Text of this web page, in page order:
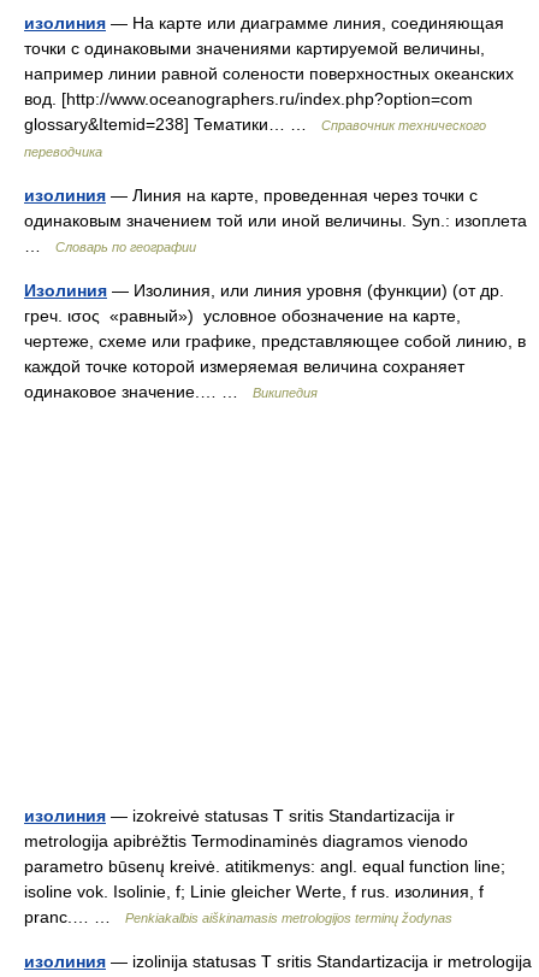
изолиния — На карте или диаграмме линия, соединяющая
точки с одинаковыми значениями картируемой величины,
например линии равной солености поверхностных океанских
вод. [http://www.oceanographers.ru/index.php?option=com
glossary&Itemid=238] Тематики… …
Справочник технического
переводчика
изолиния — Линия на карте, проведенная через точки с
одинаковым значением той или иной величины. Syn.: изоплета
Словарь по географии
Изолиния — Изолиния, или линия уровня (функции) (от др.
греч. ισος «равный») условное обозначение на карте,
чертеже, схеме или графике, представляющее собой линию, в
каждой точке которой измеряемая величина сохраняет
одинаковое значение.… …
Википедия
изолиния — izokreivė statusas T sritis Standartizacija ir
metrologija apibrėžtis Termodinaminės diagramos vienodo
parametro būsenų kreivė. atitikmenys: angl. equal function line;
isoline vok. Isolinie, f; Linie gleicher Werte, f rus. изолиния, f
pranc.… …
Penkiakalbis aiškinamasis metrologijos terminų žodynas
изолиния — izolinija statusas T sritis Standartizacija ir metrologija